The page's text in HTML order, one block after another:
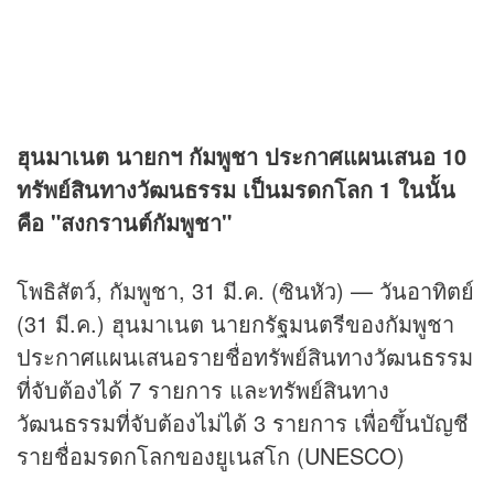
ฮุนมาเนต นายกฯ กัมพูชา ประกาศแผนเสนอ 10
ทรัพย์สินทางวัฒนธรรม เป็นมรดกโลก 1 ในนั้น
คือ "สงกรานต์กัมพูชา"
โพธิสัตว์, กัมพูชา, 31 มี.ค. (ซินหัว) — วันอาทิตย์
(31 มี.ค.) ฮุนมาเนต นายกรัฐมนตรีของกัมพูชา
ประกาศแผนเสนอรายชื่อทรัพย์สินทางวัฒนธรรม
ที่จับต้องได้ 7 รายการ และทรัพย์สินทาง
วัฒนธรรมที่จับต้องไม่ได้ 3 รายการ เพื่อขึ้นบัญชี
รายชื่อมรดกโลกของยูเนสโก (UNESCO)